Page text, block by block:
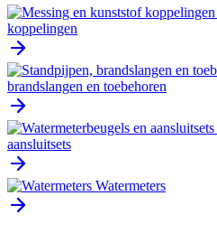
koppelingen
brandslangen en toebehoren
aansluitsets
Watermeters